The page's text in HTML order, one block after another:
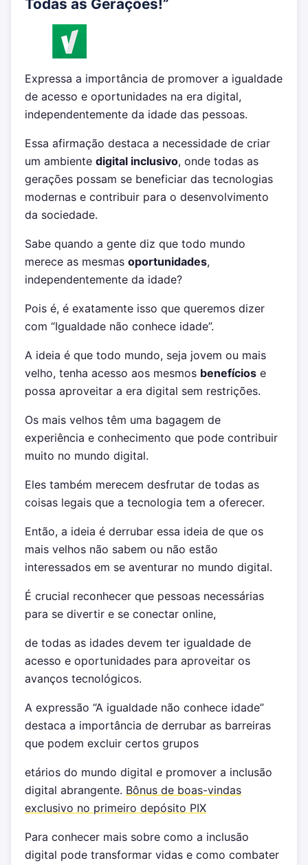
Todas as Gerações!”
Expressa a importância de promover a igualdade
de acesso e oportunidades na era digital,
independentemente da idade das pessoas.
Essa afirmação destaca a necessidade de criar
um ambiente digital inclusivo, onde todas as
gerações possam se beneficiar das tecnologias
modernas e contribuir para o desenvolvimento
da sociedade.
Sabe quando a gente diz que todo mundo
merece as mesmas oportunidades,
independentemente da idade?
Pois é, é exatamente isso que queremos dizer
com “Igualdade não conhece idade”.
A ideia é que todo mundo, seja jovem ou mais
velho, tenha acesso aos mesmos benefícios e
possa aproveitar a era digital sem restrições.
Os mais velhos têm uma bagagem de
experiência e conhecimento que pode contribuir
muito no mundo digital.
Eles também merecem desfrutar de todas as
coisas legais que a tecnologia tem a oferecer.
Então, a ideia é derrubar essa ideia de que os
mais velhos não sabem ou não estão
interessados em se aventurar no mundo digital.
É crucial reconhecer que pessoas necessárias
para se divertir e se conectar online,
de todas as idades devem ter igualdade de
acesso e oportunidades para aproveitar os
avanços tecnológicos.
A expressão “A igualdade não conhece idade”
destaca a importância de derrubar as barreiras
que podem excluir certos grupos
etários do mundo digital e promover a inclusão
digital abrangente. Bônus de boas-vindas
exclusivo no primeiro depósito PIX
Para conhecer mais sobre como a inclusão
digital pode transformar vidas e como combater